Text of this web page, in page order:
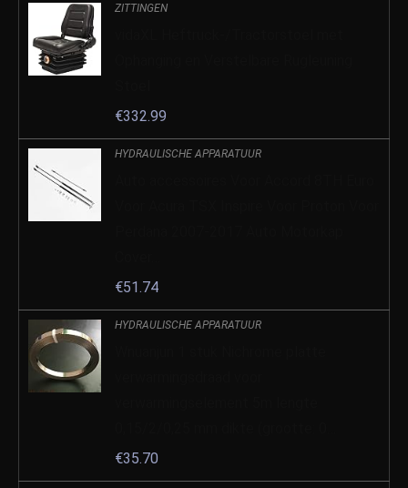
ZITTINGEN
€332.99
HYDRAULISCHE APPARATUUR
€51.74
HYDRAULISCHE APPARATUUR
€35.70